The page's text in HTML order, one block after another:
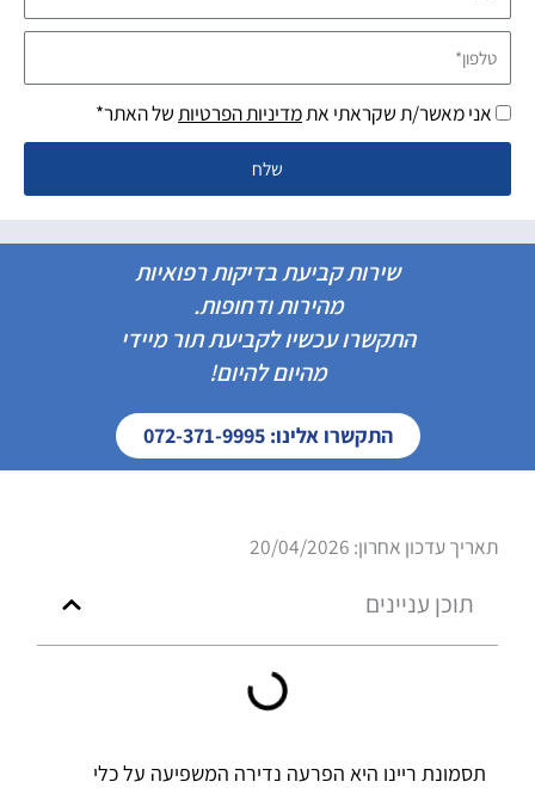
טלפון*
אני מאשר/ת שקראתי אתמדיניות הפרטיותשל האתר*
שלח
שירות קביעת בדיקות רפואיות
מהירות ודחופות.
התקשרו עכשיו לקביעת תור מיידי
מהיום להיום!
התקשרו אלינו: 072-371-9995
תאריך עדכון אחרון: 20/04/2026
תוכן עניינים
תסמונת ריינו היא הפרעה נדירה המשפיעה על כלי